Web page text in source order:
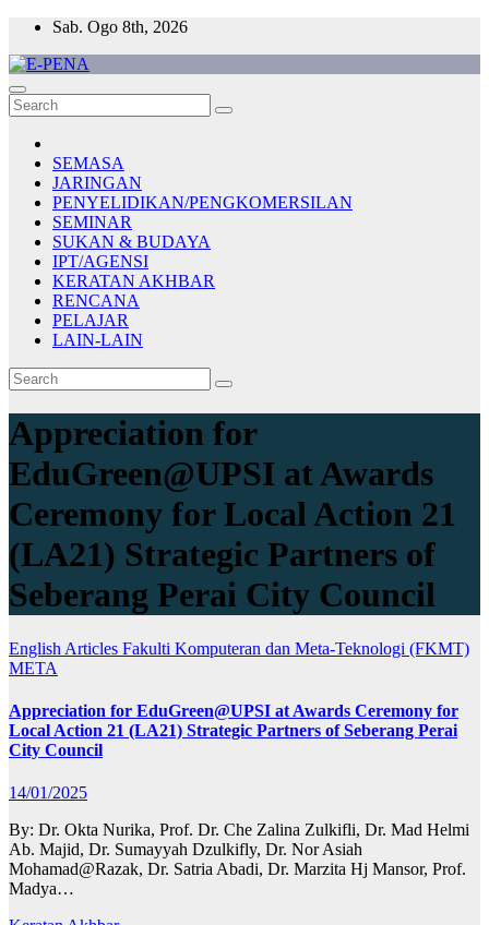
Skip
content
Sab. Ogo 8th, 2026
E-PENA
Berita Digital Terkini
SEMASA
JARINGAN
PENYELIDIKAN/PENGKOMERSILAN
SEMINAR
SUKAN & BUDAYA
IPT/AGENSI
KERATAN AKHBAR
RENCANA
PELAJAR
LAIN-LAIN
Appreciation for
EduGreen@UPSI at Awards
Ceremony for Local Action 21
(LA21) Strategic Partners of
Seberang Perai City Council
English Articles Fakulti Komputeran dan Meta-Teknologi (FKMT)
META
Appreciation for EduGreen@UPSI at Awards Ceremony for
Local Action 21 (LA21) Strategic Partners of Seberang Perai
City Council
14/01/2025
By: Dr. Okta Nurika, Prof. Dr. Che Zalina Zulkifli, Dr. Mad Helmi
Ab. Majid, Dr. Sumayyah Dzulkifly, Dr. Nor Asiah
Mohamad@Razak, Dr. Satria Abadi, Dr. Marzita Hj Mansor, Prof.
Madya…